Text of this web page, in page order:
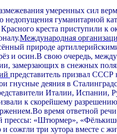
умеренных сил
гуманитарной
креста приступили к
Международная
природе
и осин.В свою очередь,
в снежных
представитель призвал
гнусные деяния в
Италии,
к скорейшему разрешению
время ответной
прессы: «Штюрмер»,
сожгли три хутора вместе с